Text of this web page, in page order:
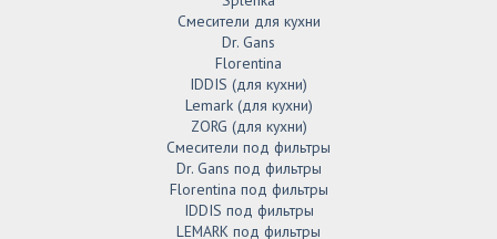
Смесители для кухни
Dr. Gans
Florentina
IDDIS (для кухни)
Lemark (для кухни)
ZORG (для кухни)
Смесители под фильтры
Dr. Gans под фильтры
Florentina под фильтры
IDDIS под фильтры
LEMARK под фильтры